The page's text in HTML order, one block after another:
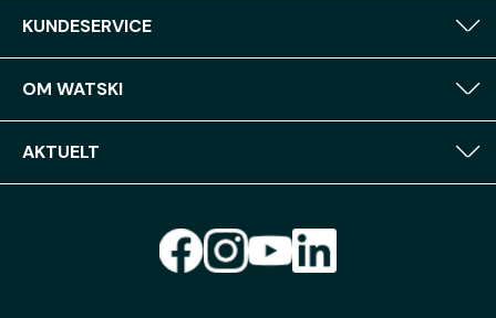
KUNDESERVICE
OM WATSKI
AKTUELT